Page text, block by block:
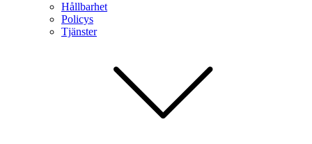
Hållbarhet
Policys
Tjänster